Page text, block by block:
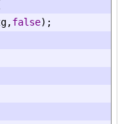
,false);